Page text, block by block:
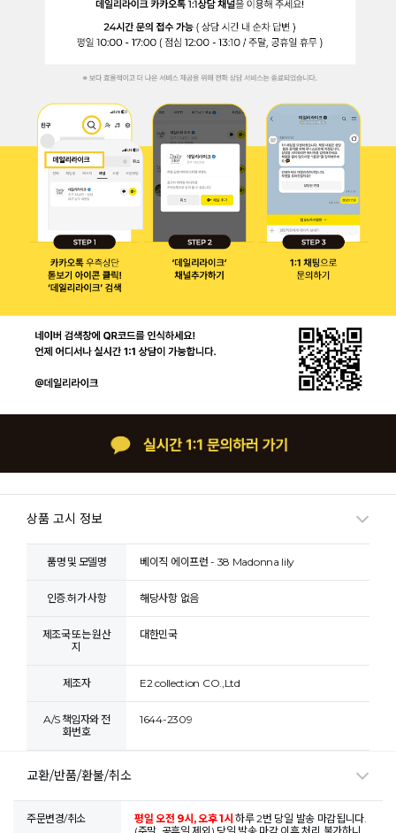
상품 고시 정보
품명 및 모델명 베이직 에이프런 - 38 Madonna lily
인증.허가 사항 해당사항 없음
제조국 또는 원산
지
대한민국
제조자 E2 collection CO.,Ltd
A/S 책임자와 전
화번호
1644-2309
교환/반품/환불/취소
주문변경/취소 평일 오전 9시, 오후 1시하루 2번 당일 발송 마감됩니다.